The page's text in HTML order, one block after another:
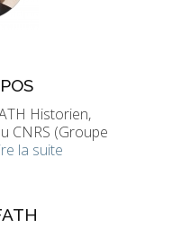
Historien,
CNRS (Groupe
la suite